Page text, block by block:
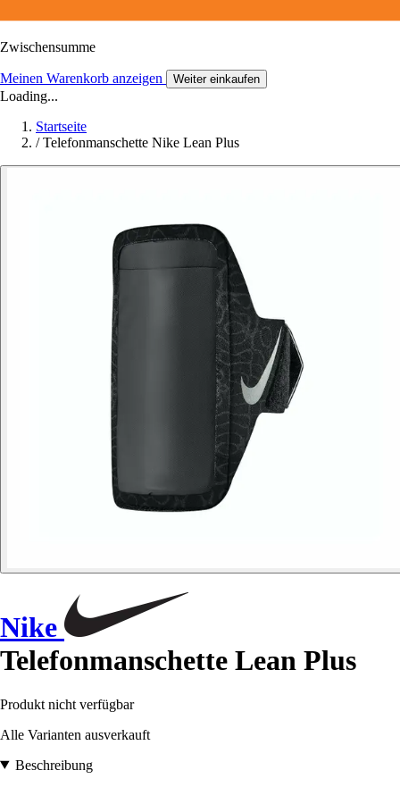
Zwischensumme
Meinen Warenkorb anzeigen Weiter einkaufen
Loading...
Startseite
/ Telefonmanschette Nike Lean Plus
Nike
Telefonmanschette Lean Plus
Produkt nicht verfügbar
Alle Varianten ausverkauft
Beschreibung